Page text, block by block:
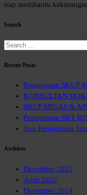
siap membantu
Search
Search
Recent Posts
Pengurusan SKUP
KONSULTAN
SKUP MIGAS &
Pengurusan SKT
Jasa Pengurusan
Archives
December 2025
April 2025
December 2024